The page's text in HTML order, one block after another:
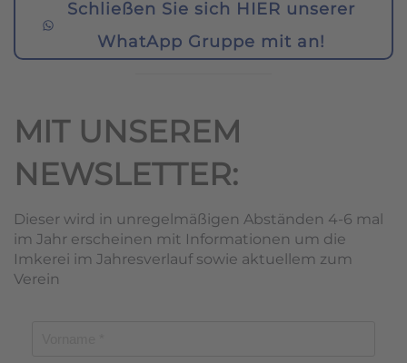
Schließen Sie sich HIER unserer
WhatApp Gruppe mit an!
MIT UNSEREM
NEWSLETTER:
Dieser wird in unregelmäßigen Abständen 4-6 mal
im Jahr erscheinen mit Informationen um die
Imkerei im Jahresverlauf sowie aktuellem zum
Verein